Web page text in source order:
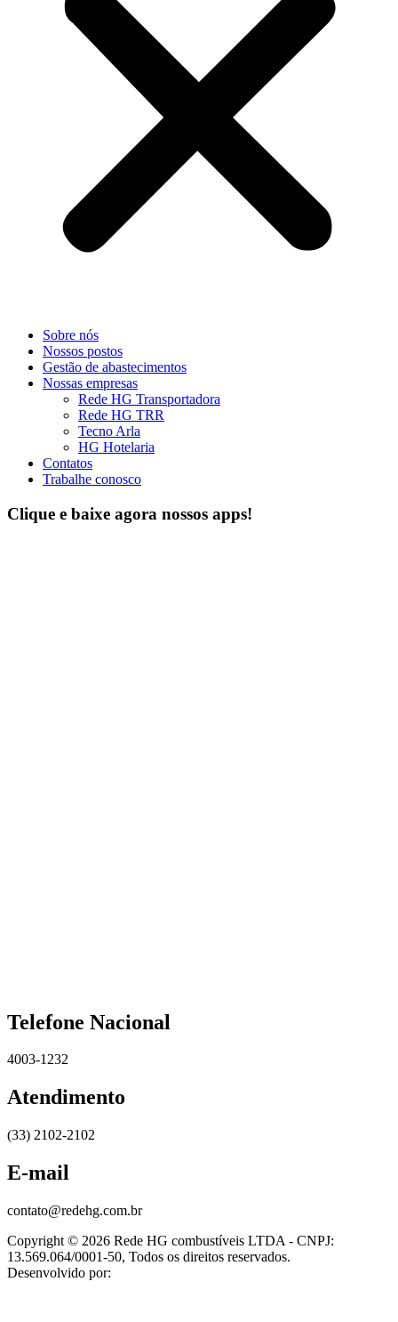
Sobre nós
Nossos postos
Gestão de abastecimentos
Nossas empresas
Rede HG Transportadora
Rede HG TRR
Tecno Arla
HG Hotelaria
Contatos
Trabalhe conosco
Clique e baixe agora nossos apps!
Telefone Nacional
4003-1232
Atendimento
(33) 2102-2102
E-mail
contato@redehg.com.br
Copyright © 2026 Rede HG combustíveis LTDA - CNPJ:
13.569.064/0001-50, Todos os direitos reservados.
Desenvolvido por: